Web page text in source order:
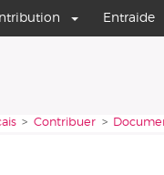
Entraide
Contribuer